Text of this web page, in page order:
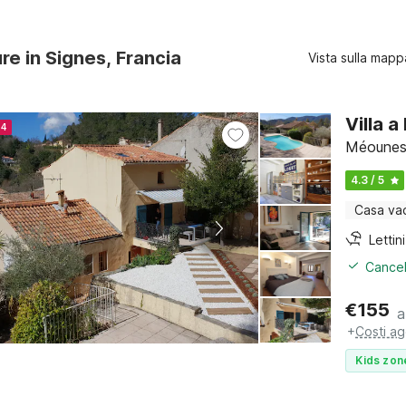
in Signes, Francia Vista sulla
Villa a
4.3 / 5
Casa
€155
+Costi
Kids